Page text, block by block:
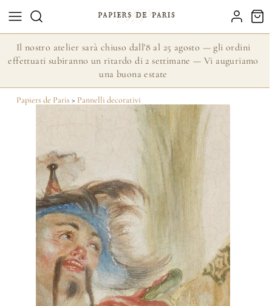
Il nostro atelier sarà chiuso dall'8 al 25 agosto — gli ordini
effettuati subiranno un ritardo di 2 settimane — Vi auguriamo
una buona estate
Papiers de Paris > Pannelli decorativi